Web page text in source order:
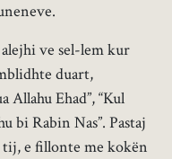
ve sel-lem kur
duart,
Allahu Ehad”, “Kul
bi Rabin Nas”. Pastaj
e fillonte me kokën